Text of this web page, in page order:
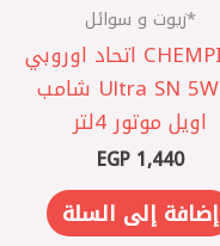
*زيوت و سوائل
CHEMPIOIL اتحاد اوروبي
‎Ultra SN 5W30 شامب
اويل موتور 4لتر
EGP1,440
إضافة إلى السلة